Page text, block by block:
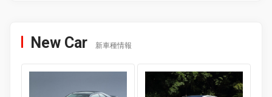
New Car 新車種情報